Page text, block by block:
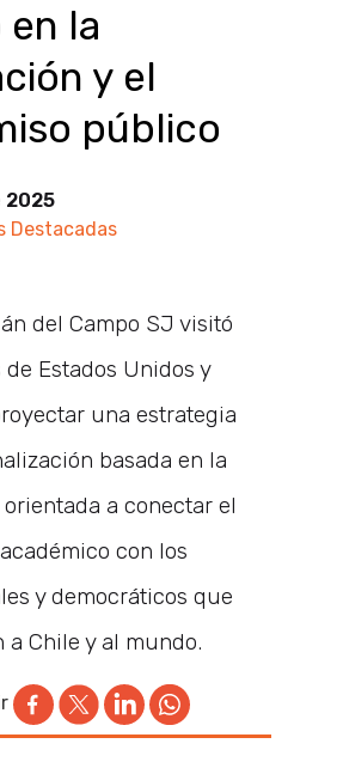
la
y el
público
2025
Destacadas
del Campo SJ visitó
Estados Unidos y
una estrategia
basada en la
a conectar el
con los
y democráticos que
a Chile y al mundo.